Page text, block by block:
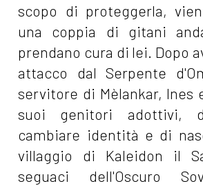
scopo di proteggerla,
una coppia di gitani
prendano cura di lei. Dopo
attacco dal Serpente
servitore di Mèlankar, lnes
suoi genitori adottivi,
cambiare identità e di
villaggio di Kaleidon il
seguaci dell'Oscuro